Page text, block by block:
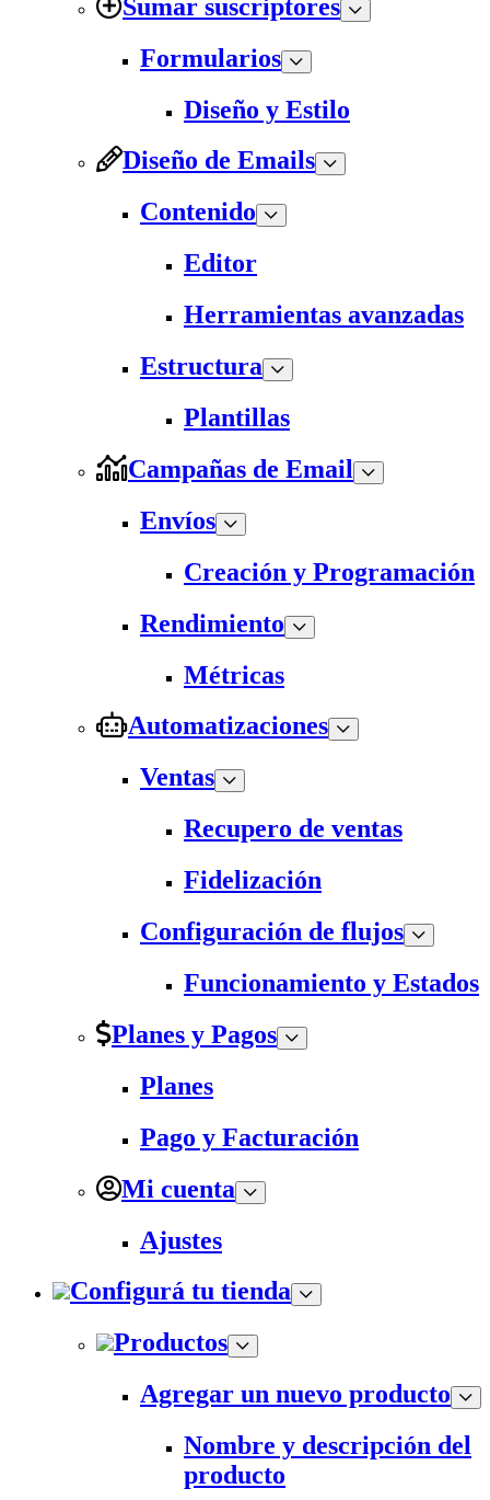
Sumar suscriptores
Formularios
Diseño y Estilo
Diseño de Emails
Contenido
Editor
Herramientas avanzadas
Estructura
Plantillas
Campañas de Email
Envíos
Creación y Programación
Rendimiento
Métricas
Automatizaciones
Ventas
Recupero de ventas
Fidelización
Configuración de flujos
Funcionamiento y Estados
Planes y Pagos
Planes
Pago y Facturación
Mi cuenta
Ajustes
Configurá tu tienda
Productos
Agregar un nuevo producto
Nombre y descripción del
producto